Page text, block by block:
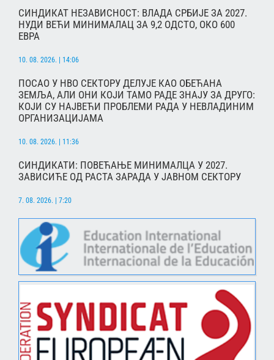
СИНДИКАТ НЕЗАВИСНОСТ: ВЛАДА СРБИЈЕ ЗА 2027.
НУДИ ВЕЋИ МИНИМАЛАЦ ЗА 9,2 ОДСТО, ОКО 600
ЕВРА
10. 08. 2026. | 14:06
ПОСАО У НВО СЕКТОРУ ДЕЛУЈЕ КАО ОБЕЋАНА
ЗЕМЉА, АЛИ ОНИ КОЈИ ТАМО РАДЕ ЗНАЈУ ЗА ДРУГО:
КОЈИ СУ НАЈВЕЋИ ПРОБЛЕМИ РАДА У НЕВЛАДИНИМ
ОРГАНИЗАЦИЈАМА
10. 08. 2026. | 11:36
СИНДИКАТИ: ПОВЕЋАЊЕ МИНИМАЛЦА У 2027.
ЗАВИСИЋЕ ОД РАСТА ЗАРАДА У ЈАВНОМ СЕКТОРУ
7. 08. 2026. | 7:20